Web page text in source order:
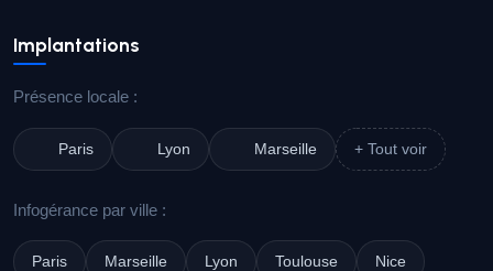
Implantations
Présence locale :
Paris Lyon Marseille + Tout voir
Infogérance par ville :
Paris Marseille Lyon Toulouse Nice